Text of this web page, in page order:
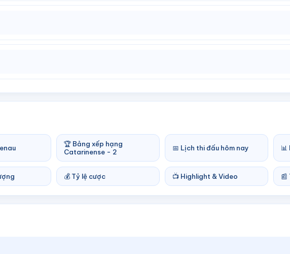
🏆 Bảng xếp hạng
Catarinense - 2
📅 Lịch thi đấu hôm nay 📊
💰 Tỷ lệ cược 📺 Highlight & Video 📰